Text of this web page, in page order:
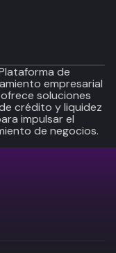
de
empresarial
soluciones
crédito y liquidez
impulsar el
de negocios.